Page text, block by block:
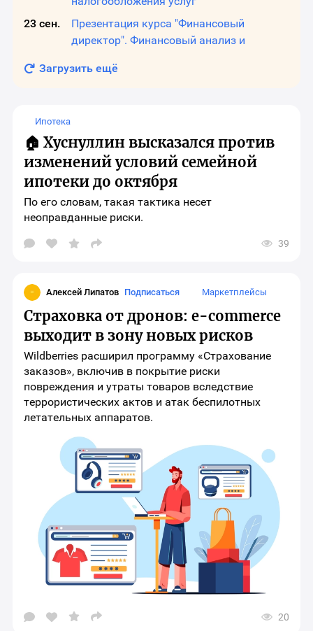
23 сен.
Презентация курса "Финансовый
директор". Финансовый анализ и
Загрузить ещё
Ипотека
🏠 Хуснуллин высказался против
изменений условий семейной
ипотеки до октября
По его словам, такая тактика несет
неоправданные риски.
Открыть
сетей
шаринга
материала
39
Алексей Липатов Подписаться Маркетплейсы
Страховка от дронов: e-commerce
выходит в зону новых рисков
Wildberries расширил программу «Страхование
заказов», включив в покрытие риски
повреждения и утраты товаров вследствие
террористических актов и атак беспилотных
летательных аппаратов.
Открыть
20